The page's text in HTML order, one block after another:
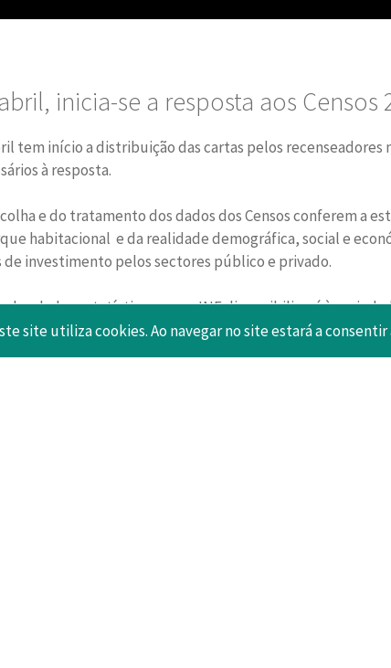
inicia-se a resposta aos Censos
tem início a distribuição das cartas pelos
à resposta.
e do tratamento dos dados dos Censos conferem a
habitacional e da realidade demográfica, social e
de investimento pelos sectores público e privado.
dos dados estatísticos que o INE disponibilizará à
site utiliza cookies. Ao navegar no site estará a